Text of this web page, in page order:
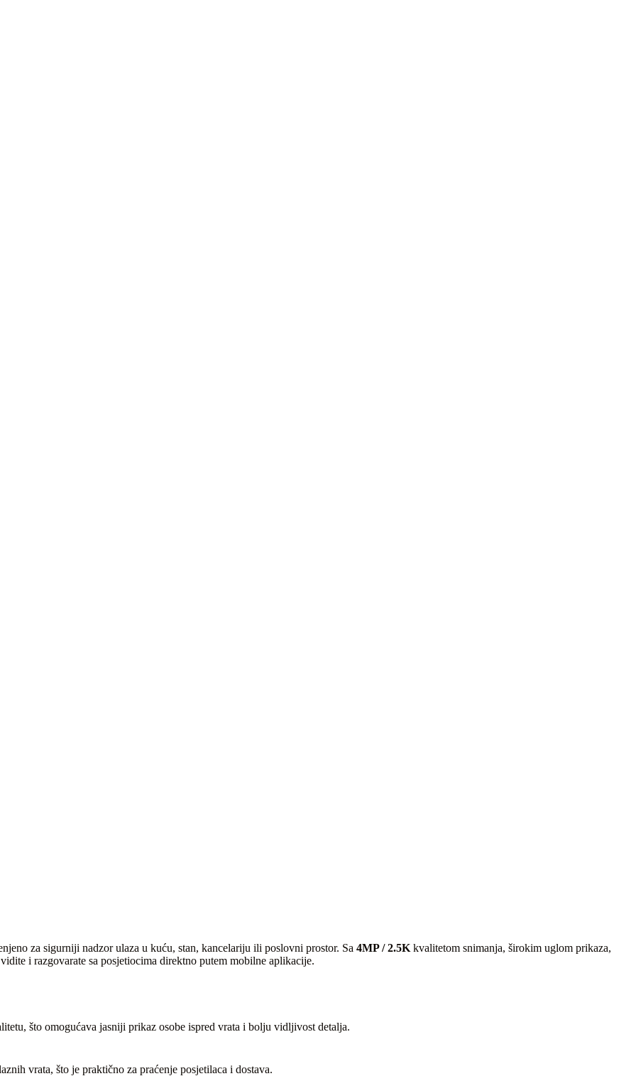
za sigurniji nadzor ulaza u kuću, stan, kancelariju ili poslovni prostor. Sa 4MP / 2.5K kvalitetom snimanja, širokim uglom prikaza,
i razgovarate sa posjetiocima direktno putem mobilne aplikacije.
što omogućava jasniji prikaz osobe ispred vrata i bolju vidljivost detalja.
vrata, što je praktično za praćenje posjetilaca i dostava.